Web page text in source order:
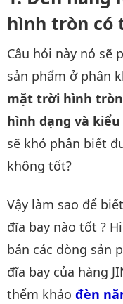
hình tròn có
Câu hỏi này nó sẽ
sản phẩm ở phân
mặt trời hình
hình dạng và
sẽ khó phân biết
không tốt?
Vậy làm sao để
đĩa bay nào tốt ?
bán các dòng sản
đĩa bay của hàng
thểm khảo đèn